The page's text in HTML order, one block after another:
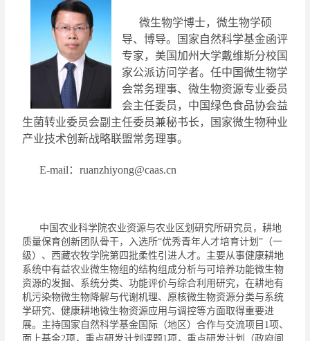
微生物学博士，微生物学硕
导、博导。国家自然科学基金函评
专家， 美国加州大学戴维斯分校国
家公派访问学者。任中国微生物学
会常务理事、微生物资源专业委员
会主任委员，中国绿色食品协会益
生菌转业委员会副主任委员兼秘书长，国家微生物种业
产业技术创新战略联盟常务理事。
E-mail ： ruanzhiyong@caas.cn
中国农业科学院农业资源与农业区划研究所研究员，耕地
质量保育创新团队骨干，入选所“优秀青年人才培育计划”（一
级）、西藏农牧学院第四批柔性引进人才。主要从事健康耕地
系统中有益农业微生物组的结构组成分析与可培养功能微生物
资源的发掘、系统分类、功能评价与综合利用研究，在耕地有
机污染物微生物降解与代谢机理、原核微生物资源分类与系统
学研究、健康耕地微生物资源应用与调控等方面取得重要进
展。主持国家自然科学基金国际（地区）合作与交流项目 1项、
面上基金2项，重点研发计划课题1项，重点研发计划（政府间